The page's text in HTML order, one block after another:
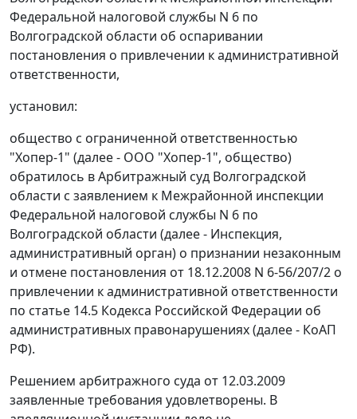
Федеральной налоговой службы N 6 по
Волгоградской области об оспаривании
постановления о привлечении к административной
ответственности,
установил:
общество с ограниченной ответственностью
"Хопер-1" (далее - ООО "Хопер-1", общество)
обратилось в Арбитражный суд Волгоградской
области с заявлением к Межрайонной инспекции
Федеральной налоговой службы N 6 по
Волгоградской области (далее - Инспекция,
административный орган) о признании незаконным
и отмене постановления от 18.12.2008 N 6-56/207/2 о
привлечении к административной ответственности
по статье 14.5 Кодекса Российской Федерации об
административных правонарушениях (далее - КоАП
РФ).
Решением арбитражного суда от 12.03.2009
заявленные требования удовлетворены. В